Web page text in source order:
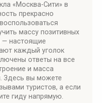
«Москва-Сити» в
прекрасно
массу позитивных
— настоящие
каждый уголок
ответы на все
и масса
Здесь вы можете
туристов, а если
гиду напрямую.